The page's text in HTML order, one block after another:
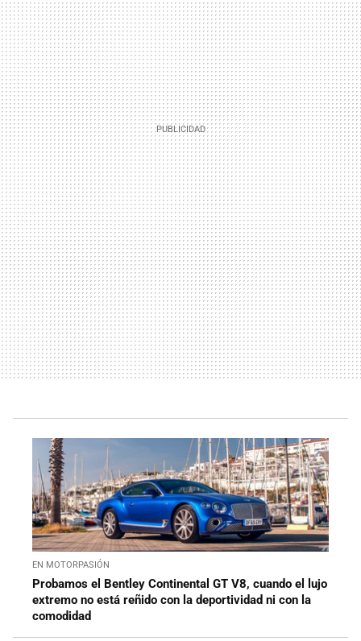
EN MOTORPASIÓN
Probamos el Bentley Continental GT V8, cuando el lujo
extremo no está reñido con la deportividad ni con la
comodidad